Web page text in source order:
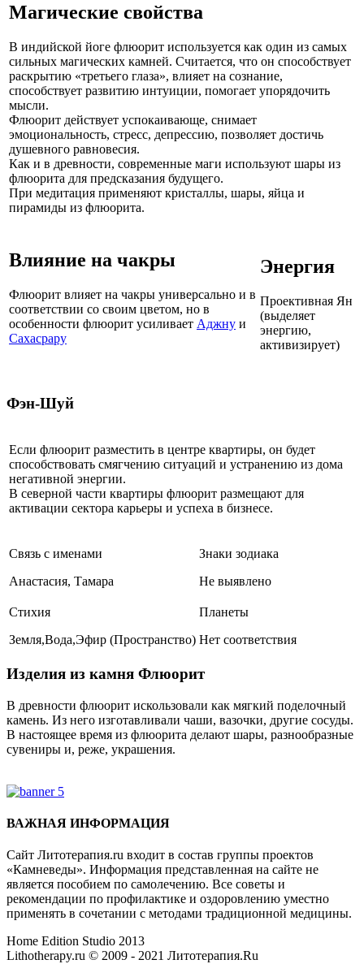
Магические свойства
В индийской йоге флюорит используется как один из самых
сильных магических камней. Считается, что он способствует
раскрытию «третьего глаза», влияет на сознание,
способствует развитию интуиции, помогает упорядочить
мысли.
Флюорит действует успокаивающе, снимает
эмоциональность, стресс, депрессию, позволяет достичь
душевного равновесия.
Как и в древности, современные маги используют шары из
флюорита для предсказания будущего.
При медитация применяют кристаллы, шары, яйца и
пирамиды из флюорита.
Влияние на чакры
Флюорит влияет на чакры универсально и в
соответствии со своим цветом, но в
особенности флюорит усиливает Аджну и
Сахасрару
Энергия
Проективная Ян
(выделяет
энергию,
активизирует)
Фэн-Шуй
Если флюорит разместить в центре квартиры, он будет
способствовать смягчению ситуаций и устранению из дома
негативной энергии.
В северной части квартиры флюорит размещают для
активации сектора карьеры и успеха в бизнесе.
Связь с именами
Анастасия, Тамара
Знаки зодиака
Не выявлено
Стихия
Земля,Вода,Эфир (Пространство)
Планеты
Нет соответствия
Изделия из камня Флюорит
В древности флюорит искользовали как мягкий поделочный
камень. Из него изготавливали чаши, вазочки, другие сосуды.
В настоящее время из флюорита делают шары, разнообразные
сувениры и, реже, украшения.
ВАЖНАЯ ИНФОРМАЦИЯ
Сайт Литотерапия.ru входит в состав группы проектов
«Камневеды». Информация представленная на сайте не
является пособием по самолечению. Все советы и
рекомендации по профилактике и оздоровлению уместно
применять в сочетании с методами традиционной медицины.
Home Edition Studio 2013
Lithotherapy.ru © 2009 - 2021 Литотерапия.Ru